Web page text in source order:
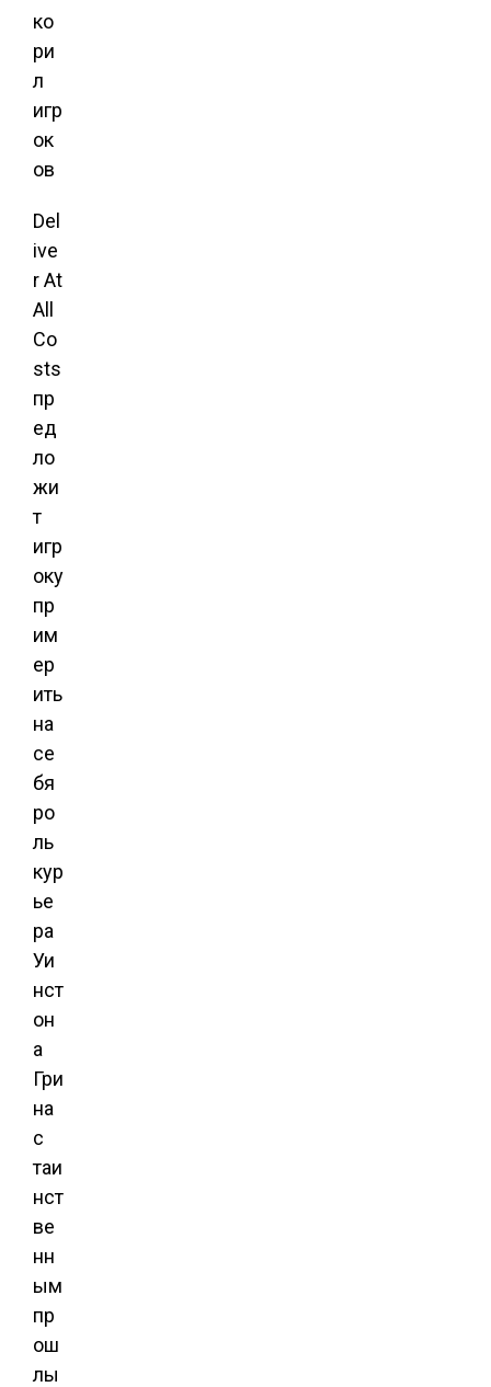
Del
ive
r At
All
Co
sts
пр
ед
ло
жи
т
игр
оку
пр
им
ер
ить
на
се
бя
ро
ль
кур
ье
ра
Уи
нст
он
а
Гри
на
с
таи
нст
ве
нн
ым
пр
ош
лы